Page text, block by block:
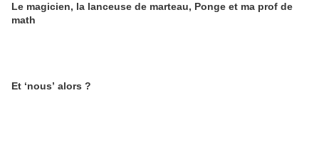
Le magicien, la lanceuse de marteau, Ponge et ma prof de
math
Et ‘nous’ alors ?